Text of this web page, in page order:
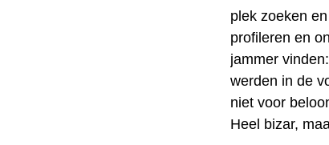
plek zoeken
profileren en
jammer
werden in de
niet voor
Heel bizar,